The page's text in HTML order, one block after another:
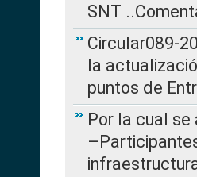
SNT
Circular089-
la
puntos de
Por la cual se